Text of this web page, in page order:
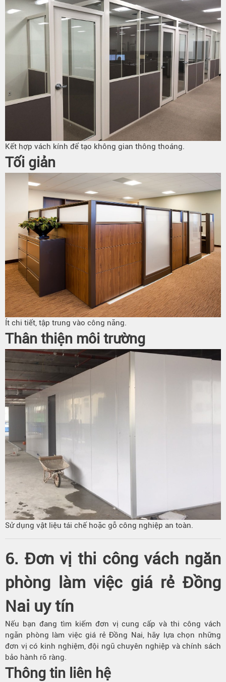
Kết hợp vách kính để tạo không gian thông thoáng.
Tối giản
Ít chi tiết, tập trung vào công năng.
Thân thiện môi trường
Sử dụng vật liệu tái chế hoặc gỗ công nghiệp an toàn.
6. Đơn vị thi công vách ngăn
phòng làm việc giá rẻ Đồng
Nai uy tín
Nếu bạn đang tìm kiếm đơn vị cung cấp và thi công vách
ngăn phòng làm việc giá rẻ Đồng Nai, hãy lựa chọn những
đơn vị có kinh nghiệm, đội ngũ chuyên nghiệp và chính sách
bảo hành rõ ràng.
Thông tin liên hệ